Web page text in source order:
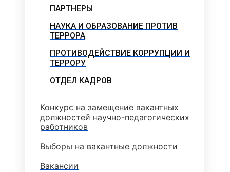
ПАРТНЕРЫ
НАУКА И ОБРАЗОВАНИЕ ПРОТИВ
ТЕРРОРА
ПРОТИВОДЕЙСТВИЕ КОРРУПЦИИ И
ТЕРРОРУ
ОТДЕЛ КАДРОВ
Конкурс на замещение вакантных
должностей научно-педагогических
работников
Выборы на вакантные должности
Вакансии